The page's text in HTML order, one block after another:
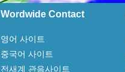
Wordwide Contact
영어 사이트
중국어 사이트
전새계 관음사이트